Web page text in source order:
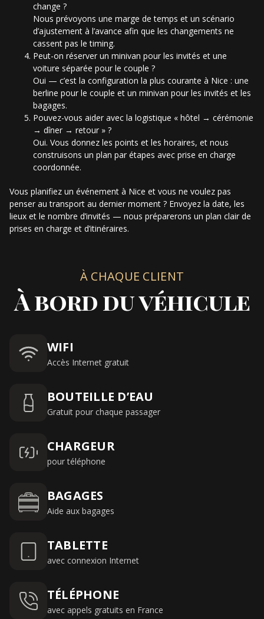
change ?
Nous prévoyons une marge de temps et un scénario
d’ajustement à l’avance afin que les changements ne
cassent pas le timing.
Peut-on réserver un minivan pour les invités et une
voiture séparée pour le couple ?
Oui — c’est la configuration la plus courante à Nice : une
berline pour le couple et un minivan pour les invités et les
bagages.
Pouvez-vous aider avec la logistique « hôtel → cérémonie
→ dîner → retour » ?
Oui. Vous donnez les points et les horaires, et nous
construisons un plan par étapes avec prise en charge
coordonnée.
Vous planifiez un événement à Nice et vous ne voulez pas
penser au transport au dernier moment ? Envoyez la date, les
lieux et le nombre d’invités — nous préparerons un plan clair de
prises en charge et d’itinéraires.
À CHAQUE CLIENT
À bord du véhicule
WIFI
Accès Internet gratuit
BOUTEILLE D’EAU
Gratuit pour chaque passager
CHARGEUR
pour téléphone
BAGAGES
Aide aux bagages
TABLETTE
avec connexion Internet
TÉLÉPHONE
avec appels gratuits en France